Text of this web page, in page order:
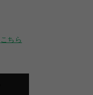
こちら